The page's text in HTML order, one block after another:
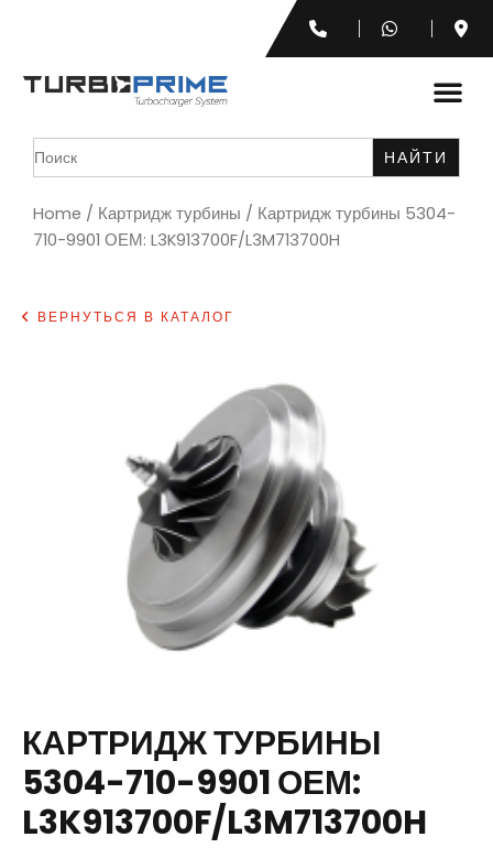
Search
for:
Home / Картридж турбины / Картридж турбины 5304-
710-9901 ОЕМ: L3K913700F/L3M713700H
ВЕРНУТЬСЯ В КАТАЛОГ
КАРТРИДЖ ТУРБИНЫ
5304-710-9901 ОЕМ:
L3K913700F/L3M713700H